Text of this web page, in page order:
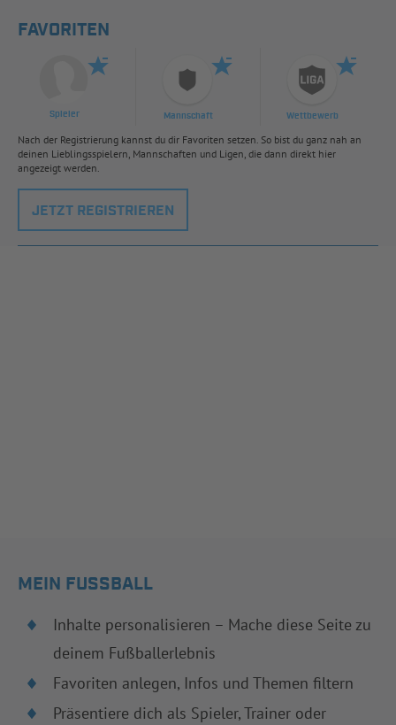
FAVORITEN
Spieler Mannschaft Wettbewerb
Nach der Registrierung kannst du dir Favoriten setzen. So bist du ganz nah an
deinen Lieblingsspielern, Mannschaften und Ligen, die dann direkt hier
angezeigt werden.
JETZT REGISTRIEREN
MEIN FUSSBALL
Inhalte personalisieren – Mache diese Seite zu
deinem Fußballerlebnis
Favoriten anlegen, Infos und Themen filtern
Präsentiere dich als Spieler, Trainer oder